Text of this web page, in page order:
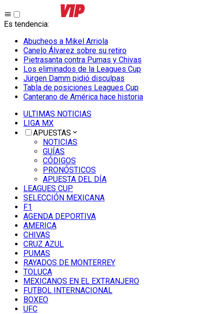
Es tendencia:
Abucheos a Mikel Arriola
Canelo Álvarez sobre su retiro
Pietrasanta contra Pumas y Chivas
Los eliminados de la Leagues Cup
Jürgen Damm pidió disculpas
Tabla de posiciones Leagues Cup
Canterano de América hace historia
ULTIMAS NOTICIAS
LIGA MX
APUESTAS
NOTICIAS
GUÍAS
CÓDIGOS
PRONÓSTICOS
APUESTA DEL DÍA
LEAGUES CUP
SELECCIÓN MEXICANA
F1
AGENDA DEPORTIVA
AMERICA
CHIVAS
CRUZ AZUL
PUMAS
RAYADOS DE MONTERREY
TOLUCA
MEXICANOS EN EL EXTRANJERO
FUTBOL INTERNACIONAL
BOXEO
UFC